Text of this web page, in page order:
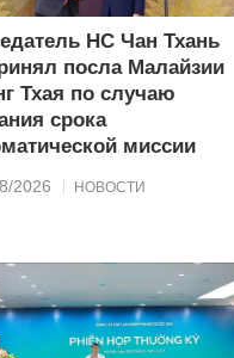
НС Чан Тхань
посла Малайзии
Тхая по случаю
срока
миссии
2026 НОВОСТИ